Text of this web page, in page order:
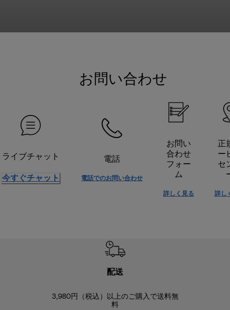
お問い合わせ
ライブチャット
今すぐチャット
電話
電話でのお問い合わせ
お問い
合わせ
フォー
ム
詳しく見る
正
ー
セ
詳し
配送
3,980円（税込）以上のご購入で送料無
料